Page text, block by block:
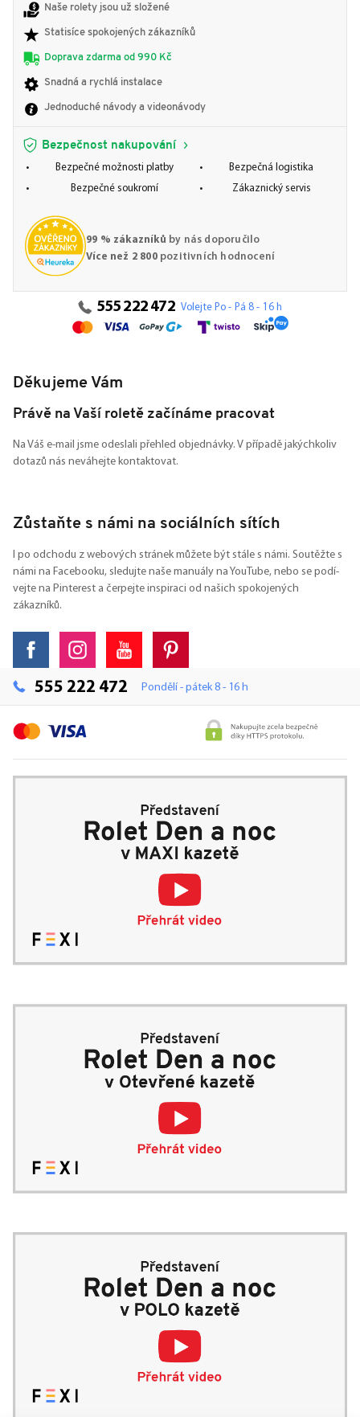
Naše rolety jsou už složené
Statisíce spokojených zákazníků
Doprava zdarma od 990 Kč
Snadná a rychlá instalace
Jednoduché návody a videonávody
Bezpečnost nakupování
Bezpečné možnosti platby
Bezpečná logistika
Bezpečné soukromí
Zákaznický servis
99 % zákazníků by nás doporučilo
Více než 2 800pozitivních hodnocení
555 222 472 Volejte Po - Pá 8 - 16 h
Děkujeme Vám
Právě na Vaší roletě začínáme pracovat
Na Váš e-mail jsme odeslali přehled objednávky. V případě jakýchkoliv
dotazů nás neváhejte kontaktovat.
Zůstaňte s námi na sociálních sítích
I po odchodu z webových stránek můžete být stále s námi. Soutěžte s
námi na Facebooku, sledujte naše manuály na YouTube, nebo se podí-
vejte na Pinterest a čerpejte inspiraci od našich spokojených
zákazníků.
555 222 472 Pondělí - pátek 8 - 16 h